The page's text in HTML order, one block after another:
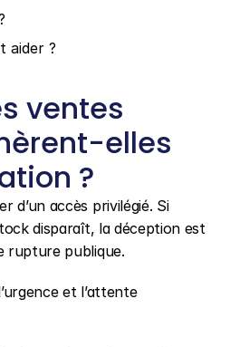
aider ?
ventes
elles
?
d’un accès privilégié. Si
disparaît, la déception est
rupture publique.
et l’attente